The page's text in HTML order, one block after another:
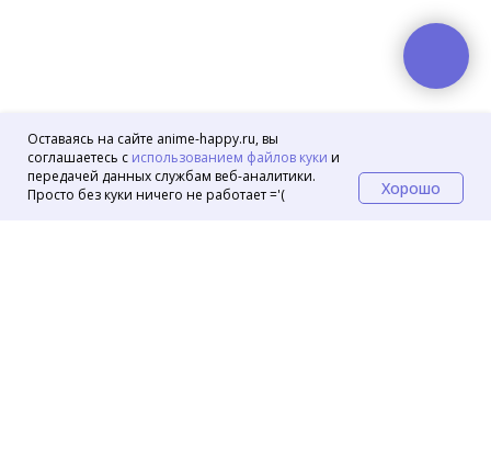
Оставаясь на сайте anime-happy.ru, вы
соглашаетесь с использованием файлов куки и
передачей данных службам веб-аналитики.
Просто без куки ничего не работает ='(
Хорошо